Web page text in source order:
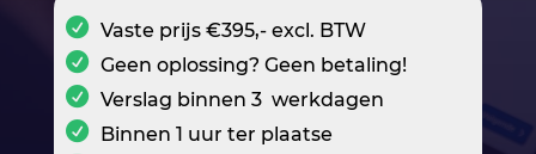
Vaste prijs €395,- excl. BTW
Geen oplossing? Geen betaling!
Verslag binnen 3 werkdagen
Binnen 1 uur ter plaatse